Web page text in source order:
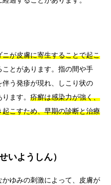
が皮膚に寄生することで起こ
とがあります。指の間や手
う発疹が現れ、しこり状の
ます。 疥癬は感染力が強く、
こすため、早期の診断と治療
いようしん）
ゆみの刺激によって、皮膚が